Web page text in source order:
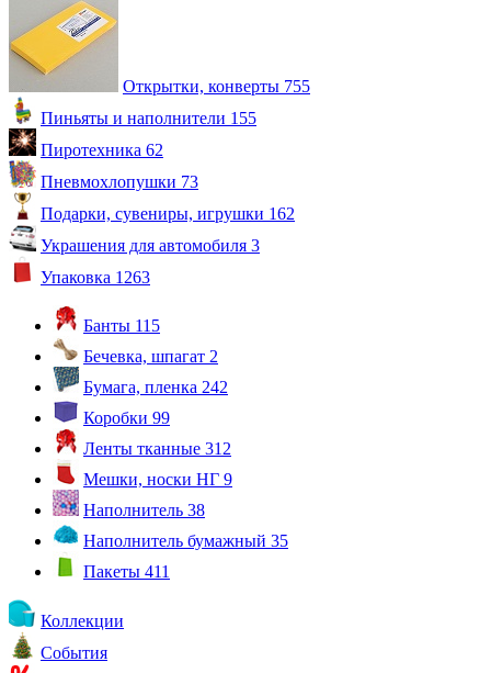
Открытки, конверты 755
Пиньяты и наполнители 155
Пиротехника 62
Пневмохлопушки 73
Подарки, сувениры, игрушки 162
Украшения для автомобиля 3
Упаковка 1263
Банты 115
Бечевка, шпагат 2
Бумага, пленка 242
Коробки 99
Ленты тканные 312
Мешки, носки НГ 9
Наполнитель 38
Наполнитель бумажный 35
Пакеты 411
Коллекции
События